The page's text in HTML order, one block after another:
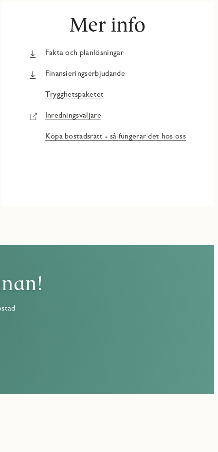
Mer info
Fakta och planlösningar
Finansieringserbjudande
Trygghetspaketet
Inredningsväljare
Köpa bostadsrätt - så fungerar det hos oss